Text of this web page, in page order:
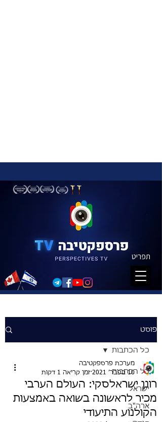
תפריט
פוסט
כל הכתבות
ישראל
ארה"ב
כל הכתבות
רונן ישראלסקי: העולם הערבי
מכיר לראשונה בשואה באמצעות
הקולנוע התיעודי
מערכת פרספקטיבה
10 בפבר׳ 2021
זמן קריאה 1 דקות